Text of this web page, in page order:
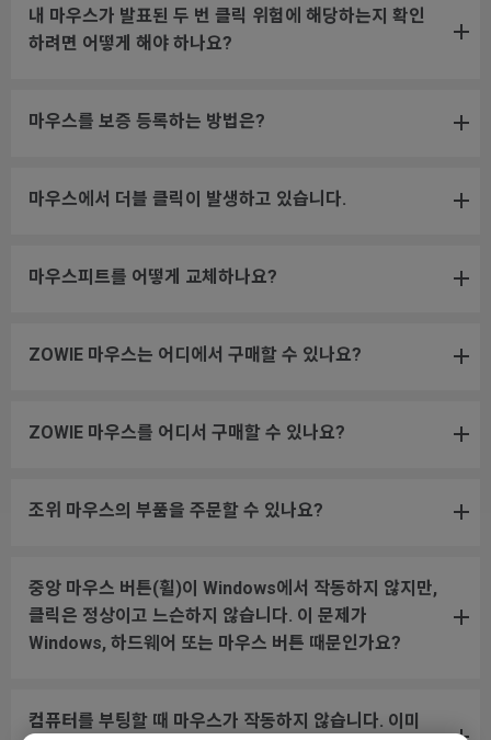
내 마우스가 발표된 두 번 클릭 위험에 해당하는지 확인
하려면 어떻게 해야 하나요?
마우스를 보증 등록하는 방법은?
마우스에서 더블 클릭이 발생하고 있습니다.
마우스피트를 어떻게 교체하나요?
ZOWIE 마우스는 어디에서 구매할 수 있나요?
ZOWIE 마우스를 어디서 구매할 수 있나요?
조위 마우스의 부품을 주문할 수 있나요?
중앙 마우스 버튼(휠)이 Windows에서 작동하지 않지만,
클릭은 정상이고 느슨하지 않습니다. 이 문제가
Windows, 하드웨어 또는 마우스 버튼 때문인가요?
컴퓨터를 부팅할 때 마우스가 작동하지 않습니다. 이미